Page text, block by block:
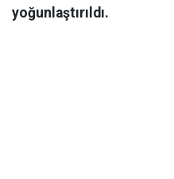
yoğunlaştırıldı.